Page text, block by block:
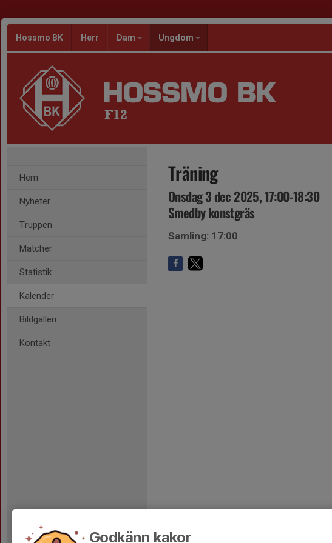
Hossmo BK Herr Dam Ungdom
F12
Hem
Nyheter
Truppen
Matcher
Statistik
Kalender
Bildgalleri
Kontakt
Träning
Onsdag 3 dec 2025, 17:00-18:30
Smedby konstgräs
Samling: 17:00
Godkänn kakor